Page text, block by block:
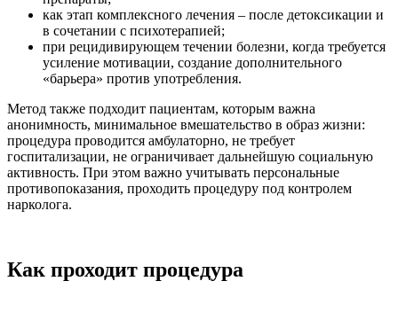
как этап комплексного лечения – после детоксикации и
в сочетании с психотерапией;
при рецидивирующем течении болезни, когда требуется
усиление мотивации, создание дополнительного
«барьера» против употребления.
Метод также подходит пациентам, которым важна
анонимность, минимальное вмешательство в образ жизни:
процедура проводится амбулаторно, не требует
госпитализации, не ограничивает дальнейшую социальную
активность. При этом важно учитывать персональные
противопоказания, проходить процедуру под контролем
нарколога.
Как проходит процедура